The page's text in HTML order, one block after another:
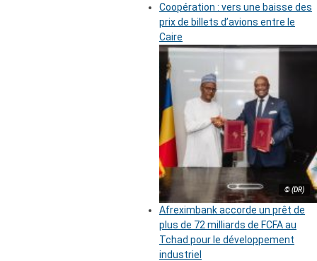
Coopération : vers une baisse des
prix de billets d’avions entre le
Caire
© (DR)
Afreximbank accorde un prêt de
plus de 72 milliards de FCFA au
Tchad pour le développement
industriel